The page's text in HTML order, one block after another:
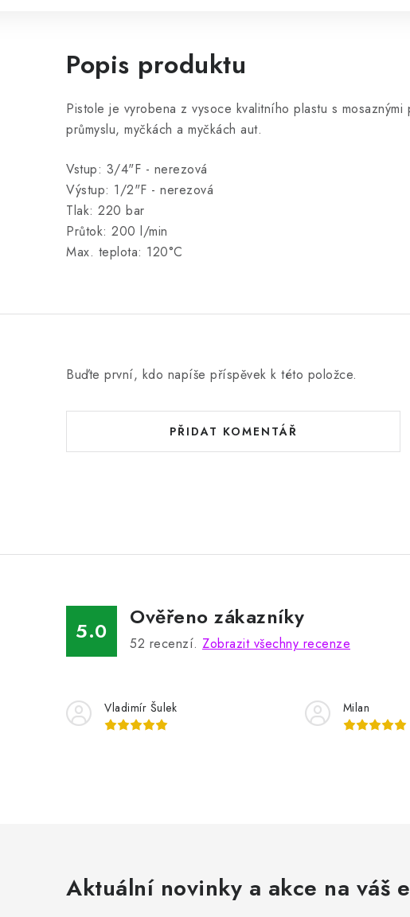
Popis produktu
Pistole je vyrobena z vysoce kvalitního plastu s mosaznými
průmyslu, myčkách a myčkách aut.
Vstup: 3/4"F - nerezová
Výstup: 1/2"F - nerezová
Tlak: 220 bar
Průtok: 200 l/min
Max. teplota: 120°C
Buďte první, kdo napíše příspěvek k této položce.
PŘIDAT KOMENTÁŘ
5.0
Ověřeno zákazníky
52 recenzí. Zobrazit všechny recenze
Vladimír Šulek Milan
Aktuální novinky a akce na váš